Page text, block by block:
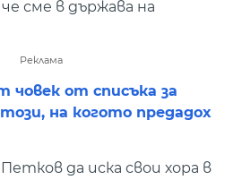
сме в държава на
Реклама
човек от списъка за
на когото предадох
да иска свои хора в